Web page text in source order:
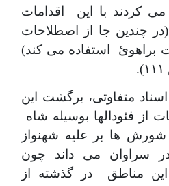
کردند با این اقدامات
چندین جا از اصطلاحات
براهوئ استفاده می کند)
۱۱۱).
اسناد متفاوتی، برگشت این
از فئودالها بوسیله شاه
ها بر علیه شهنواز
سراوان می داند چون
این مناطق در گذشته از